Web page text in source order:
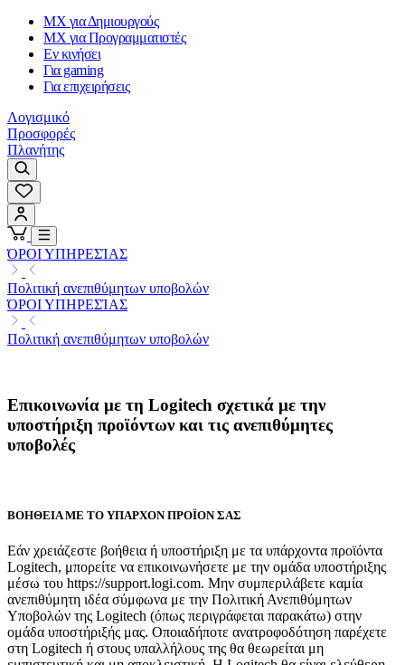
MX για Δημιουργούς
MX για Προγραμματιστές
Εν κινήσει
Για gaming
Για επιχειρήσεις
Λογισμικό
Προσφορές
Πλανήτης
ΌΡΟΙ ΥΠΗΡΕΣΊΑΣ
Πολιτική ανεπιθύμητων υποβολών
ΌΡΟΙ ΥΠΗΡΕΣΊΑΣ
Πολιτική ανεπιθύμητων υποβολών
Επικοινωνία με τη Logitech σχετικά με την
υποστήριξη προϊόντων και τις ανεπιθύμητες
υποβολές
ΒΟΗΘΕΙΑ ΜΕ ΤΟ ΥΠΑΡΧΟΝ ΠΡΟΪΟΝ ΣΑΣ
Εάν χρειάζεστε βοήθεια ή υποστήριξη με τα υπάρχοντα προϊόντα
Logitech, μπορείτε να επικοινωνήσετε με την ομάδα υποστήριξης
μέσω του https://support.logi.com. Μην συμπεριλάβετε καμία
ανεπιθύμητη ιδέα σύμφωνα με την Πολιτική Ανεπιθύμητων
Υποβολών της Logitech (όπως περιγράφεται παρακάτω) στην
ομάδα υποστήριξής μας. Οποιαδήποτε ανατροφοδότηση παρέχετε
στη Logitech ή στους υπαλλήλους της θα θεωρείται μη